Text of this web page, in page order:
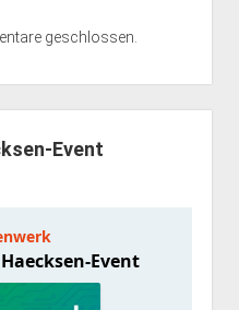
geschlossen.
Event